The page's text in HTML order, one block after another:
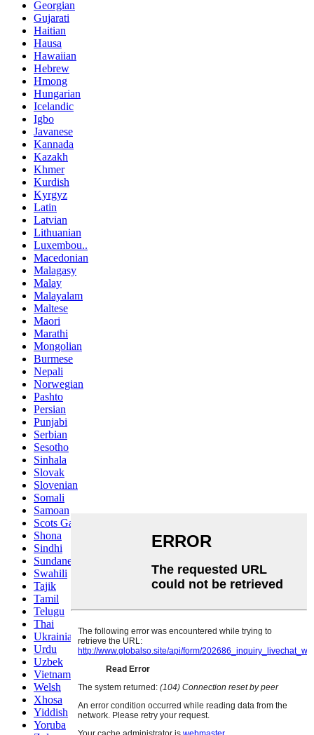
Georgian
Gujarati
Haitian
Hausa
Hawaiian
Hebrew
Hmong
Hungarian
Icelandic
Igbo
Javanese
Kannada
Kazakh
Khmer
Kurdish
Kyrgyz
Latin
Latvian
Lithuanian
Luxembou..
Macedonian
Malagasy
Malay
Malayalam
Maltese
Maori
Marathi
Mongolian
Burmese
Nepali
Norwegian
Pashto
Persian
Punjabi
Serbian
Sesotho
Sinhala
Slovak
Slovenian
Somali
Samoan
Scots Gaelic
Shona
Sindhi
Sundanese
Swahili
Tajik
Tamil
Telugu
Thai
Ukrainian
Urdu
Uzbek
Vietnamese
Welsh
Xhosa
Yiddish
Yoruba